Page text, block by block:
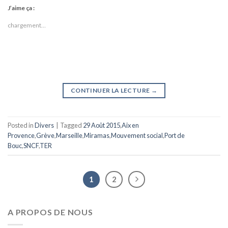
J’aime ça :
chargement…
CONTINUER LA LECTURE →
Posted inDivers Tagged 29 Août 2015,Aix en
Provence,Grève,Marseille,Miramas,Mouvement social,Port de
Bouc,SNCF,TER
1 2
A PROPOS DE NOUS